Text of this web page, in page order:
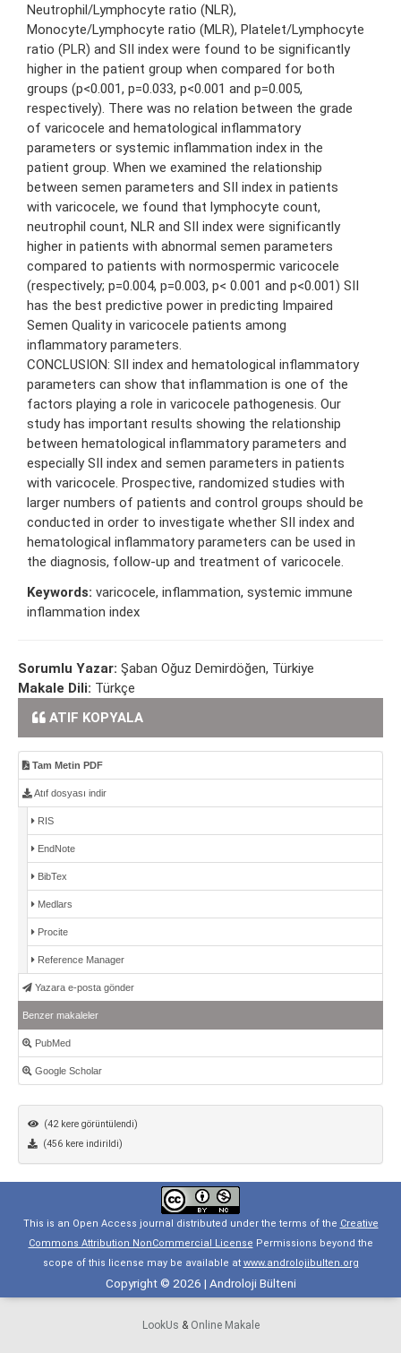
Neutrophil/Lymphocyte ratio (NLR),
Monocyte/Lymphocyte ratio (MLR), Platelet/Lymphocyte
ratio (PLR) and SII index were found to be significantly
higher in the patient group when compared for both
groups (p<0.001, p=0.033, p<0.001 and p=0.005,
respectively). There was no relation between the grade
of varicocele and hematological inflammatory
parameters or systemic inflammation index in the
patient group. When we examined the relationship
between semen parameters and SII index in patients
with varicocele, we found that lymphocyte count,
neutrophil count, NLR and SII index were significantly
higher in patients with abnormal semen parameters
compared to patients with normospermic varicocele
(respectively; p=0.004, p=0.003, p< 0.001 and p<0.001) SII
has the best predictive power in predicting Impaired
Semen Quality in varicocele patients among
inflammatory parameters.
CONCLUSION: SII index and hematological inflammatory
parameters can show that inflammation is one of the
factors playing a role in varicocele pathogenesis. Our
study has important results showing the relationship
between hematological inflammatory parameters and
especially SII index and semen parameters in patients
with varicocele. Prospective, randomized studies with
larger numbers of patients and control groups should be
conducted in order to investigate whether SII index and
hematological inflammatory parameters can be used in
the diagnosis, follow-up and treatment of varicocele.
Keywords: varicocele, inflammation, systemic immune
inflammation index
Sorumlu Yazar: Şaban Oğuz Demirdöğen, Türkiye
Makale Dili: Türkçe
ATIF KOPYALA
Tam Metin PDF
Atıf dosyası indir
RIS
EndNote
BibTex
Medlars
Procite
Reference Manager
Yazara e-posta gönder
Benzer makaleler
PubMed
Google Scholar
(42 kere görüntülendi)
(456 kere indirildi)
This is an Open Access journal distributed under the terms of the Creative
Commons Attribution NonCommercial License Permissions beyond the
scope of this license may be available at www.androlojibulten.org
Copyright © 2026 | Androloji Bülteni
LookUs & Online Makale